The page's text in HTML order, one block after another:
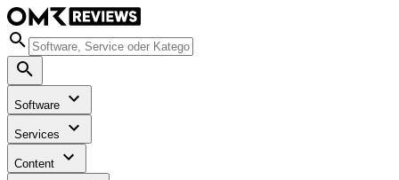
Software
Services
Content